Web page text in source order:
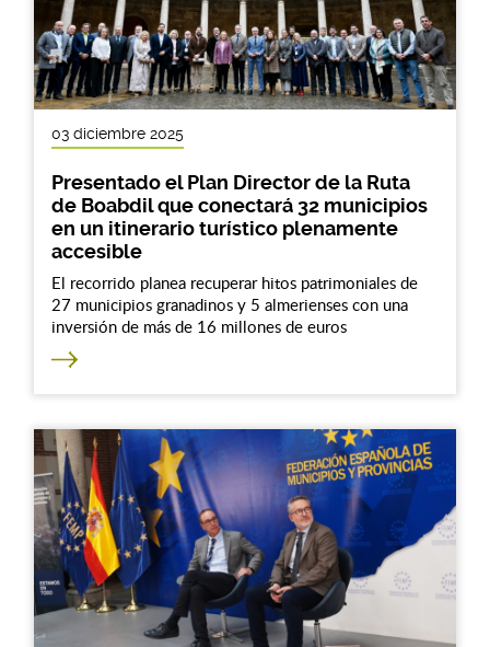
03 diciembre 2025
Presentado el Plan Director de la Ruta
de Boabdil que conectará 32 municipios
en un itinerario turístico plenamente
accesible
El recorrido planea recuperar hitos patrimoniales de
27 municipios granadinos y 5 almerienses con una
inversión de más de 16 millones de euros